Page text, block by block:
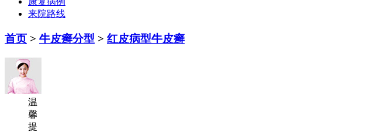
来院路线
首页 > 牛皮癣分型 > 红皮病型牛皮癣
温
馨
提